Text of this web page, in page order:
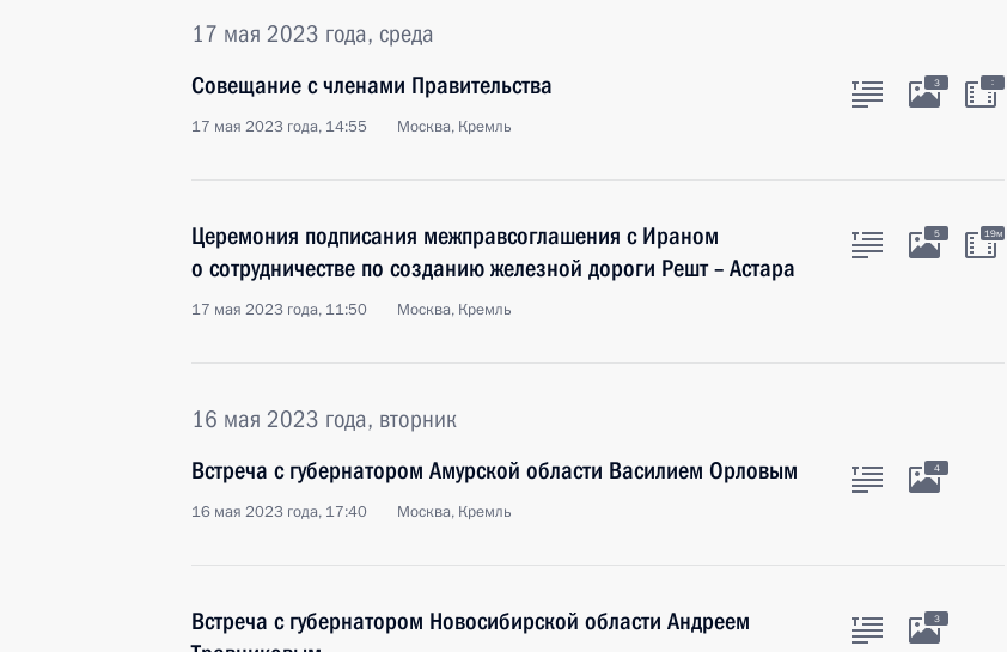
17 мая 2023 года, среда
Совещание с членами Правительства
17 мая 2023 года, 14:55 Москва, Кремль
3 :
Церемония подписания межправcоглашения с Ираном
о сотрудничестве по созданию железной дороги Решт – Астара
17 мая 2023 года, 11:50 Москва, Кремль
5 19м
16 мая 2023 года, вторник
Встреча с губернатором Амурской области Василием Орловым
16 мая 2023 года, 17:40 Москва, Кремль
4
Встреча с губернатором Новосибирской области Андреем
3